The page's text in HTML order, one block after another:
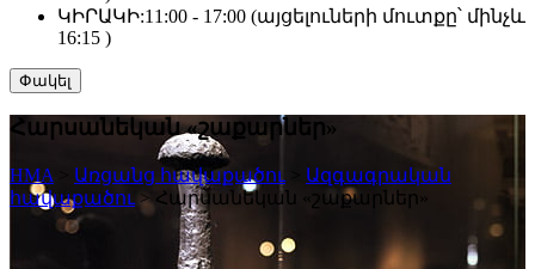
ԿԻՐԱԿԻ:11:00 - 17:00 (այցելուների մուտքը՝ մինչև
16:15 )
Փակել
Հարսանեկան «շաքարներ»
HMA Առցանց հավաքածու
Ազգագրական
հավաքածու > Հարսանեկան «շաքարներ»